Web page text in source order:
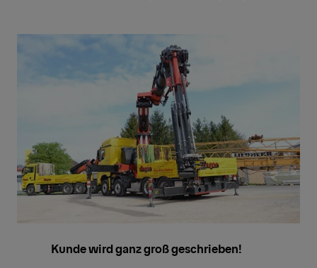
Kunde wird ganz groß geschrieben!